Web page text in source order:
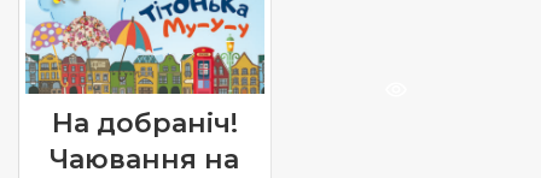
На добраніч!
Чаювання на